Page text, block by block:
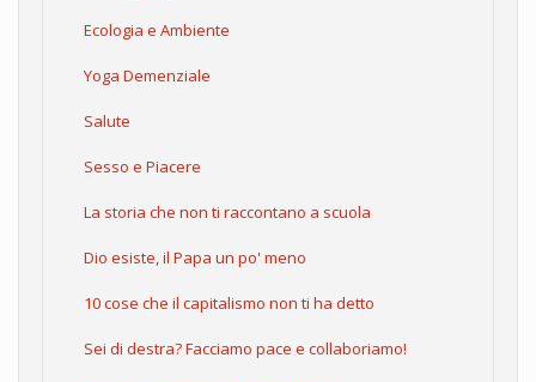
Ecologia e Ambiente
Yoga Demenziale
Salute
Sesso e Piacere
La storia che non ti raccontano a scuola
Dio esiste, il Papa un po' meno
10 cose che il capitalismo non ti ha detto
Sei di destra? Facciamo pace e collaboriamo!